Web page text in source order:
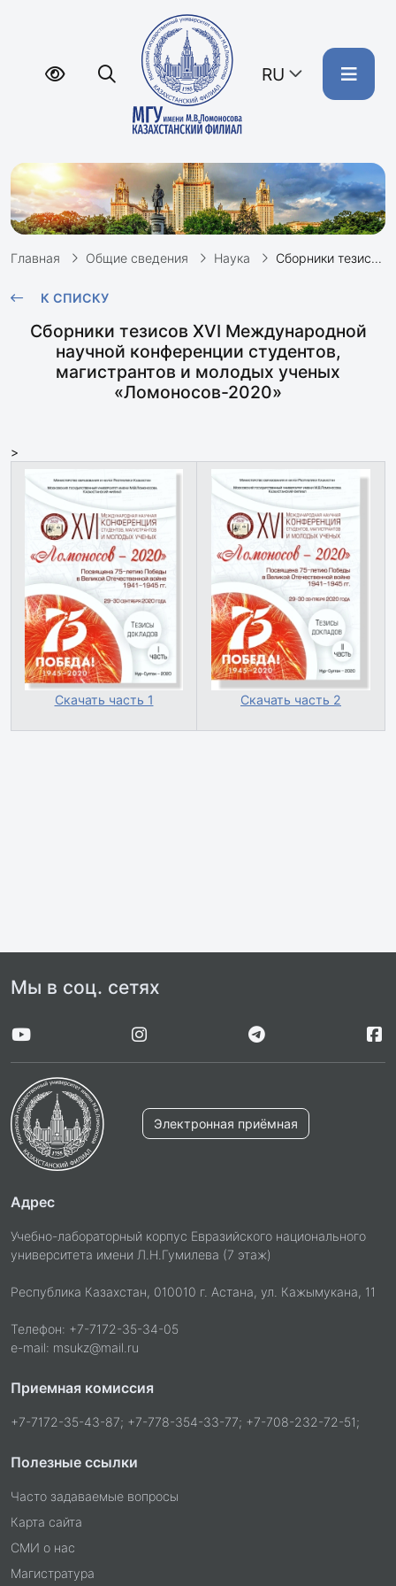
RU
Главная Общие сведения Наука Сборники тезисов XVI Международной научной конференции студентов, магистрантов и молодых ученых «Ломоносов-2020»
К СПИСКУ
Сборники тезисов XVI Международной
научной конференции студентов,
магистрантов и молодых ученых
«Ломоносов-2020»
>
Скачать часть 1 Скачать часть 2
Мы в соц. сетях
Электронная приёмная
Адрес
Учебно-лабораторный корпус Евразийского национального
университета имени Л.Н.Гумилева (7 этаж)
Республика Казахстан, 010010 г. Астана, ул. Кажымукана, 11
Телефон: +7-7172-35-34-05
e-mail: msukz@mail.ru
Приемная комиссия
+7-7172-35-43-87; +7-778-354-33-77; +7-708-232-72-51;
Полезные ссылки
Часто задаваемые вопросы
Карта сайта
СМИ о нас
Магистратура